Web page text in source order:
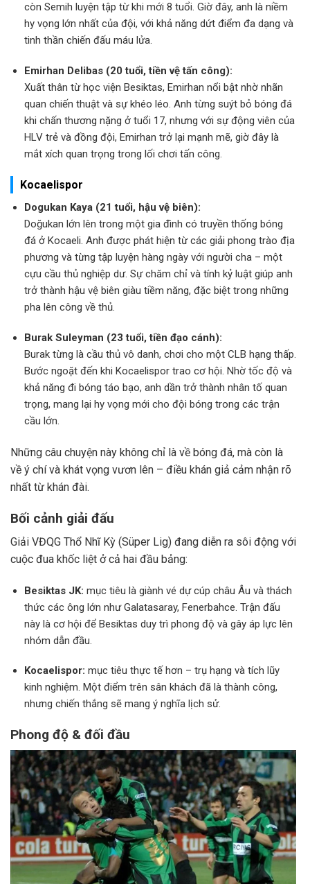
còn Semih luyện tập từ khi mới 8 tuổi. Giờ đây, anh là niềm
hy vọng lớn nhất của đội, với khả năng dứt điểm đa dạng và
tinh thần chiến đấu máu lửa.
Emirhan Delibas (20 tuổi, tiền vệ tấn công):
Xuất thân từ học viện Besiktas, Emirhan nổi bật nhờ nhãn
quan chiến thuật và sự khéo léo. Anh từng suýt bỏ bóng đá
khi chấn thương nặng ở tuổi 17, nhưng với sự động viên của
HLV trẻ và đồng đội, Emirhan trở lại mạnh mẽ, giờ đây là
mắt xích quan trọng trong lối chơi tấn công.
Kocaelispor
Dogukan Kaya (21 tuổi, hậu vệ biên):
Doğukan lớn lên trong một gia đình có truyền thống bóng
đá ở Kocaeli. Anh được phát hiện từ các giải phong trào địa
phương và từng tập luyện hàng ngày với người cha – một
cựu cầu thủ nghiệp dư. Sự chăm chỉ và tính kỷ luật giúp anh
trở thành hậu vệ biên giàu tiềm năng, đặc biệt trong những
pha lên công về thủ.
Burak Suleyman (23 tuổi, tiền đạo cánh):
Burak từng là cầu thủ vô danh, chơi cho một CLB hạng thấp.
Bước ngoặt đến khi Kocaelispor trao cơ hội. Nhờ tốc độ và
khả năng đi bóng táo bạo, anh dần trở thành nhân tố quan
trọng, mang lại hy vọng mới cho đội bóng trong các trận
cầu lớn.
Những câu chuyện này không chỉ là về bóng đá, mà còn là
về ý chí và khát vọng vươn lên – điều khán giả cảm nhận rõ
nhất từ khán đài.
Bối cảnh giải đấu
Giải VĐQG Thổ Nhĩ Kỳ (Süper Lig) đang diễn ra sôi động với
cuộc đua khốc liệt ở cả hai đầu bảng:
Besiktas JK: mục tiêu là giành vé dự cúp châu Âu và thách
thức các ông lớn như Galatasaray, Fenerbahce. Trận đấu
này là cơ hội để Besiktas duy trì phong độ và gây áp lực lên
nhóm dẫn đầu.
Kocaelispor: mục tiêu thực tế hơn – trụ hạng và tích lũy
kinh nghiệm. Một điểm trên sân khách đã là thành công,
nhưng chiến thắng sẽ mang ý nghĩa lịch sử.
Phong độ & đối đầu